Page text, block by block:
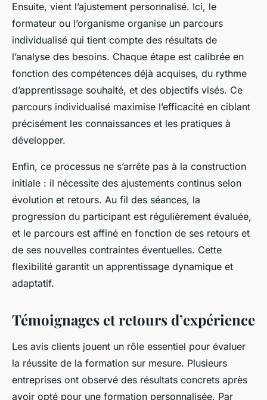
Ensuite, vient l’ajustement personnalisé. Ici, le
formateur ou l’organisme organise un parcours
individualisé qui tient compte des résultats de
l’analyse des besoins. Chaque étape est calibrée en
fonction des compétences déjà acquises, du rythme
d’apprentissage souhaité, et des objectifs visés. Ce
parcours individualisé maximise l’efficacité en ciblant
précisément les connaissances et les pratiques à
développer.
Enfin, ce processus ne s’arrête pas à la construction
initiale : il nécessite des ajustements continus selon
évolution et retours. Au fil des séances, la
progression du participant est régulièrement évaluée,
et le parcours est affiné en fonction de ses retours et
de ses nouvelles contraintes éventuelles. Cette
flexibilité garantit un apprentissage dynamique et
adaptatif.
Témoignages et retours d’expérience
Les avis clients jouent un rôle essentiel pour évaluer
la réussite de la formation sur mesure. Plusieurs
entreprises ont observé des résultats concrets après
avoir opté pour une formation personnalisée. Par